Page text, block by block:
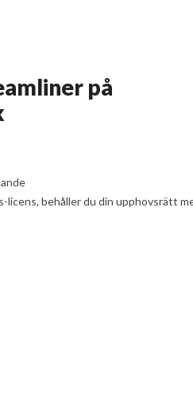
på
licens, behåller du din upphovsrätt